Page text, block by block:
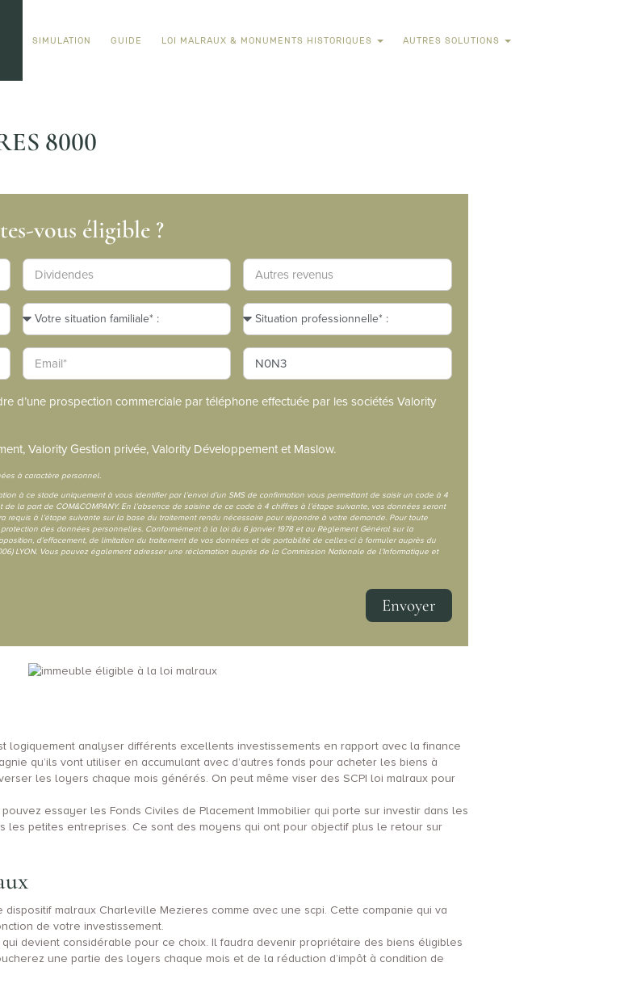
SIMULATION GUIDE LOI MALRAUX & MONUMENTS HISTORIQUES AUTRES SOLUTIONS
8000
vous éligible ?
d’une prospection commerciale par téléphone effectuée par les sociétés Valority
Valority Gestion privée, Valority Développement et Maslow.
à caractère personnel.
à ce stade uniquement à vous identifier par l’envoi d’un SMS de confirmation vous permettant de saisir un code à 4
la part de COM&COMPANY. En l’absence de saisine de ce code à 4 chiffres à l’étape suivante, vos données seront
à l’étape suivante sur la base du traitement rendu nécessaire pour répondre à votre demande. Pour toute
des données personnelles. Conformément à la loi du 6 janvier 1978 et au Règlement Général sur la
d’effacement, de limitation du traitement de vos données et de portabilité de celles-ci à formuler auprès du
LYON. Vous pouvez également adresser une réclamation auprès de la Commission Nationale de l’Informatique et
Envoyer
analyser différents excellents investissements en rapport avec la finance
qu’ils vont utiliser en accumulant avec d’autres fonds pour acheter les biens à
les loyers chaque mois générés. On peut même viser des SCPI loi malraux pour
essayer les Fonds Civiles de Placement Immobilier qui porte sur investir dans les
petites entreprises. Ce sont des moyens qui ont pour objectif plus le retour sur
malraux Charleville Mezieres comme avec une scpi. Cette companie qui va
de votre investissement.
devient considérable pour ce choix. Il faudra devenir propriétaire des biens éligibles
une partie des loyers chaque mois et de la réduction d’impôt à condition de